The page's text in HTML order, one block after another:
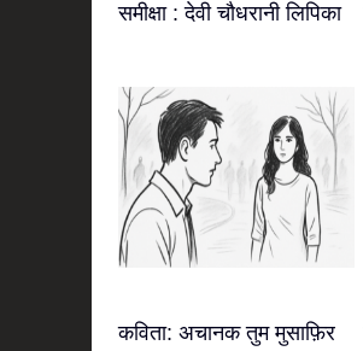
समीक्षा : देवी चौधरानी लिपिका
कविता: अचानक तुम मुसाफ़िर